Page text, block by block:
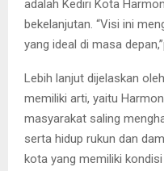
adalah Kediri Kota
bekelanjutan. “Visi ini
yang ideal di masa
Lebih lanjut dijelaskan
memiliki arti, yaitu
masyarakat saling
serta hidup rukun dan
kota yang memiliki